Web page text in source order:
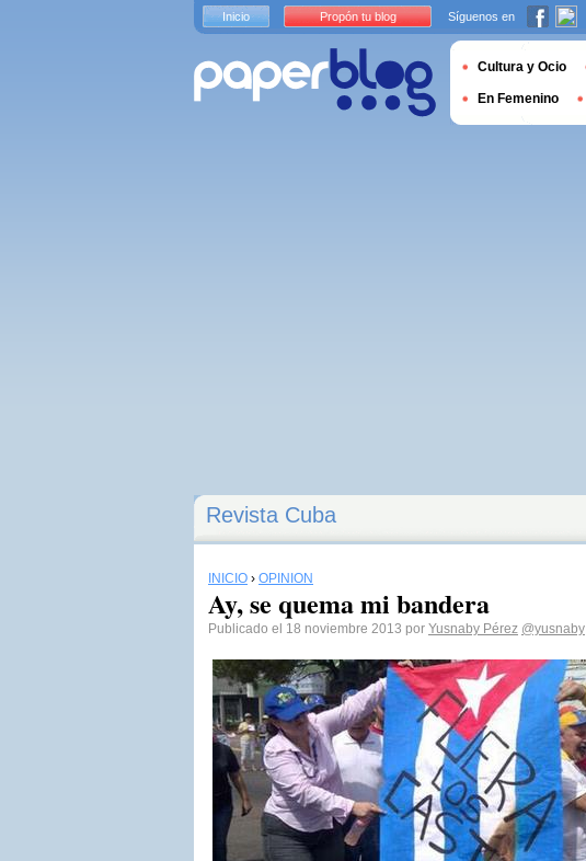
Revista Cuba
INICIO › OPINIÓN
Ay, se quema mi bandera
Publicado el 18 noviembre 2013 por Yusnaby Pérez @yusnaby
Inicio Propón tu blog Síguenos en
Cultura y Ocio
En Femenino